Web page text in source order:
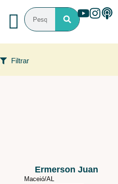
Filtrar
Ermerson Juan
Maceió/AL